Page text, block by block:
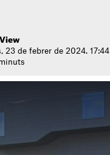
23 de febrer de 2024. 17:44